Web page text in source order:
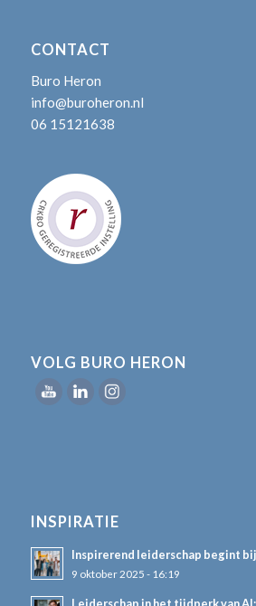
CONTACT
Buro Heron
info@buroheron.nl
06 15121638
VOLG BURO HERON
INSPIRATIE
Inspirerend leiderschap begint
9 oktober 2025 - 16:19
Leiderschap in het tijdperk van